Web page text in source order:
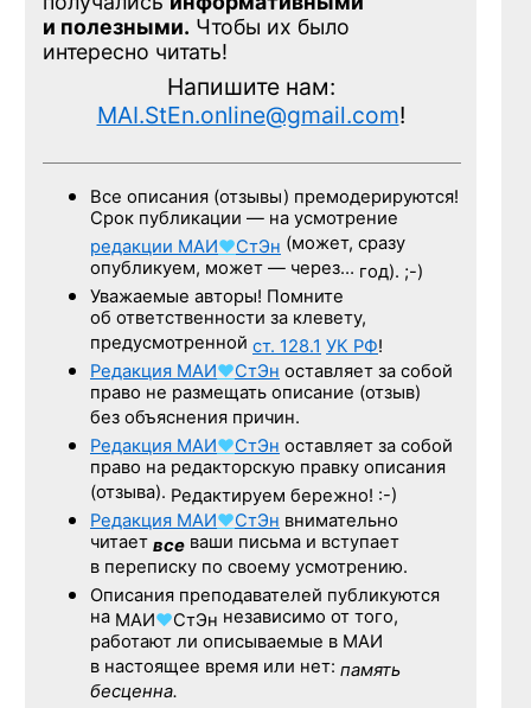
и полезными. Чтобы их было
интересно читать!
Напишите нам:
MAI.StEn.online@gmail.com!
Все описания (отзывы) премодерируются!
Срок публикации — на усмотрение
редакции МАИ♥СтЭн (может, сразу
опубликуем, может — через… год). ;-)
Уважаемые авторы! Помните
об ответственности за клевету,
предусмотренной ст. 128.1 УК РФ!
Редакция МАИ♥СтЭн оставляет за собой
право не размещать описание (отзыв)
без объяснения причин.
Редакция МАИ♥СтЭн оставляет за собой
право на редакторскую правку описания
(отзыва). Редактируем бережно! :-)
Редакция МАИ♥СтЭн внимательно
читает все ваши письма и вступает
в переписку по своему усмотрению.
Описания преподавателей публикуются
на МАИ♥СтЭн независимо от того,
работают ли описываемые в МАИ
в настоящее время или нет: память
бесценна.